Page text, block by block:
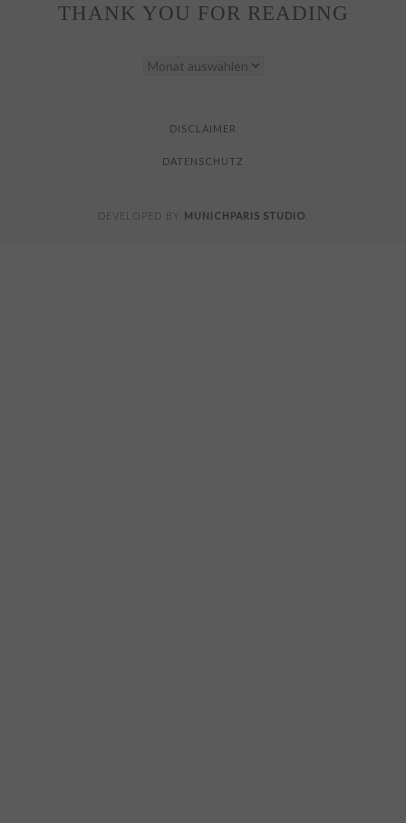
THANK YOU FOR READING
YOU
DISCLAIMER
DATENSCHUTZ
DEVELOPED BY MUNICHPARIS STUDIO